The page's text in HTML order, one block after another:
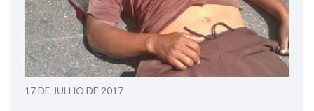
17 DE JULHO DE 2017